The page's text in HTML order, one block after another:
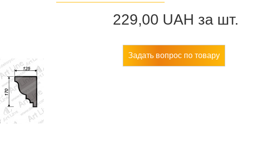
229,00 UAH за шт.
Задать вопрос по товару